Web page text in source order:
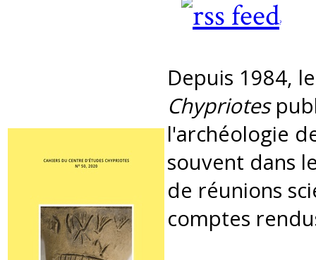
?
Depuis 1984,
Chypriotes
l'archéologie
souvent dans
de réunions
comptes